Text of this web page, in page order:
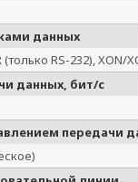
данных
RS-232), XON/
данных, бит/с
передачи